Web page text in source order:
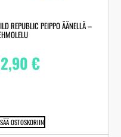
REPUBLIC PEIPPO ÄÄNELLÄ –
€
OSTOSKORIIN